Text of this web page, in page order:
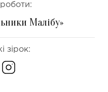
Малібу»
зірок: